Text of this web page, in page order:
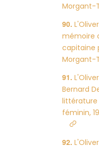
Morgant-
mémoire
capitaine
Morgant-
Bernard
littérature
féminin,